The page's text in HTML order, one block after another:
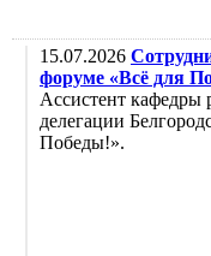
15.07.2026
форуме «Всё для
Ассистент кафедры
делегации
Победы!».